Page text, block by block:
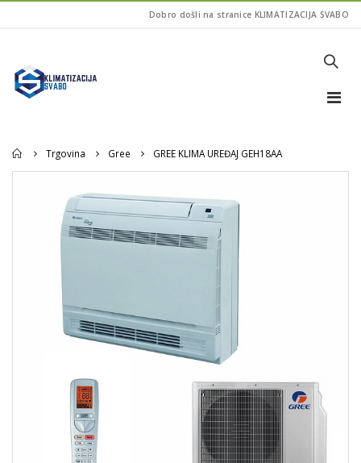
Dobro došli na stranice KLIMATIZACIJA SVABO
Home
Trgovina Gree GREE KLIMA UREĐAJ GEH18AA